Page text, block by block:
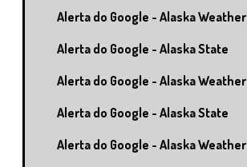
Alerta do Google - Alaska Weather
Alerta do Google - Alaska State
Alerta do Google - Alaska Weather
Alerta do Google - Alaska State
Alerta do Google - Alaska Weather